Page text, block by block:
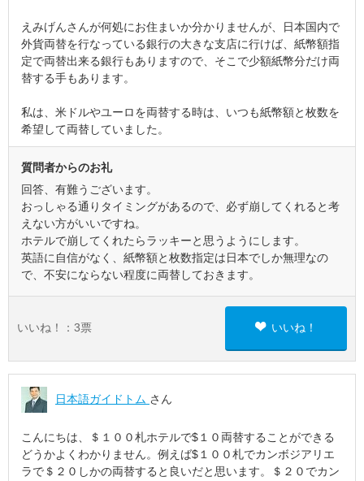
えみげんさんが何処にお住まいか分かりませんが、日本国内で
外貨両替を行なっている銀行の大きな支店に行けば、紙幣額指
定で両替出来る銀行もありますので、そこで少額紙幣分だけ両
替する手もあります。
私は、米ドルやユーロを両替する時は、いつも紙幣額と枚数を
希望して両替していました。
質問者からのお礼
回答、有難うございます。
おっしゃる通りタイミングがあるので、必ず崩してくれると考
えない方がいいですね。
ホテルで崩してくれたらラッキーと思うようにします。
英語に自信がなく、紙幣額と枚数指定は日本でしか無理なの
で、不安にならない程度に両替しておきます。
いいね！： 3票 いいね！
日本語ガイドトム さん
こんにちは、＄１００札ホテルで$１０両替することができる
どうかよくわかりません。例えば$１００札でカンボジアリエ
ラで＄２０しかの両替すると良いだと思います。＄２０でカン